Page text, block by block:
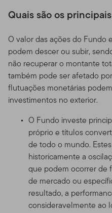
Quais são os
O valor das ações do Fundo
podem descer ou subir,
não recuperar o montante
também pode ser afetado
flutuações monetárias
investimentos no exterior.
O Fundo investe
próprio e títulos
de todo o mundo.
historicamente a
que podem ocorrer de
de mercado ou
resultado, a
consideravelmente ao